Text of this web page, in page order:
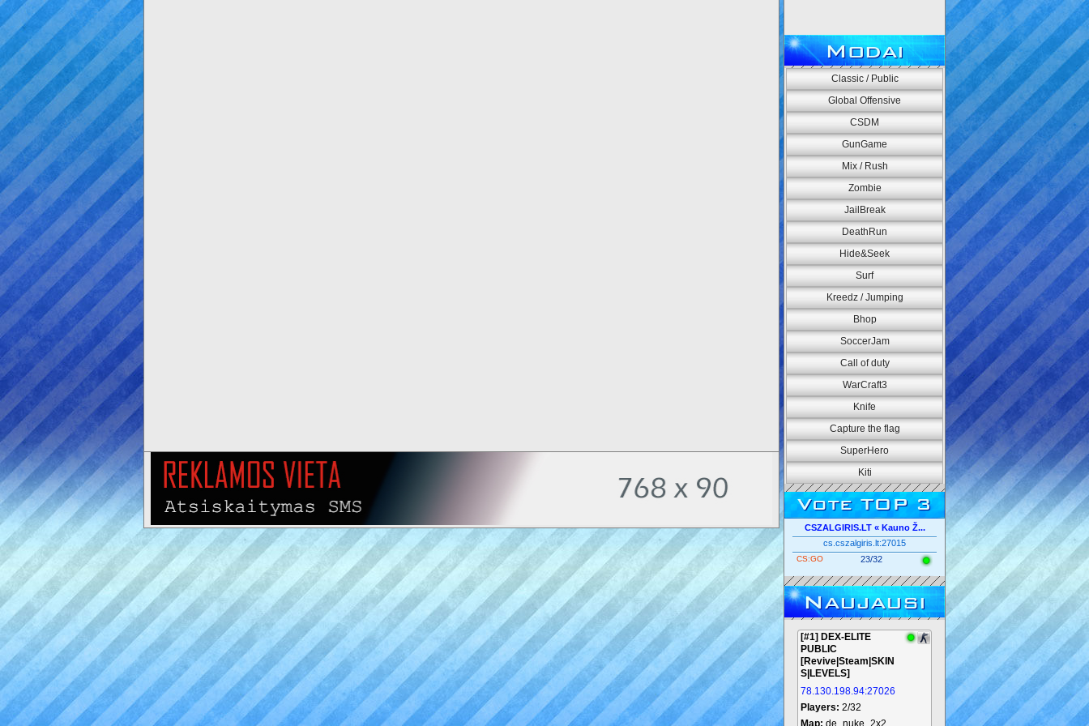
Modai
Classic / Public
Global Offensive
CSDM
GunGame
Mix / Rush
Zombie
JailBreak
DeathRun
Hide&Seek
Surf
Kreedz / Jumping
Bhop
SoccerJam
Call of duty
WarCraft3
Knife
Capture the flag
SuperHero
Kiti
Vote TOP 3
CSZALGIRIS.LT « Kauno Ž...
cs.cszalgiris.lt:27015
CS:GO 23/32
Naujausi